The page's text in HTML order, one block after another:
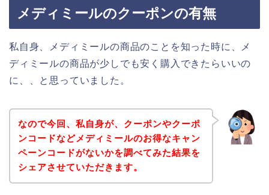
メディミールのクーポンの有無
私自身、メディミールの商品のことを知った時に、メ
ディミールの商品が少しでも安く購入できたらいいの
に、、と思っていました。
なので今回、私自身が、クーポンやクーポ
ンコードなどメディミールのお得なキャン
ペーンコードがないかを調べてみた結果を
シェアさせていただきます。